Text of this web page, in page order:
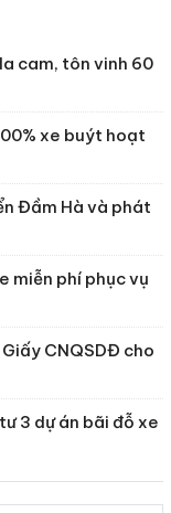
cam, tôn vinh 60
xe buýt hoạt
Đầm Hà và phát
miễn phí phục vụ
CNQSDĐ cho
3 dự án bãi đỗ xe